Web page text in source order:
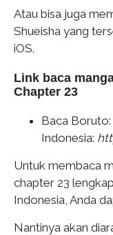
Atau bisa juga
Shueisha yang
iOS.
Link baca
Chapter 23
Baca
Indonesia:
Untuk membaca
chapter 23
Indonesia, Anda
Nantinya akan